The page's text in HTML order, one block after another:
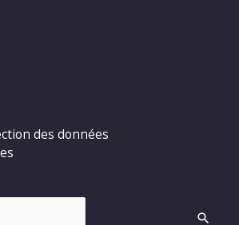
des données